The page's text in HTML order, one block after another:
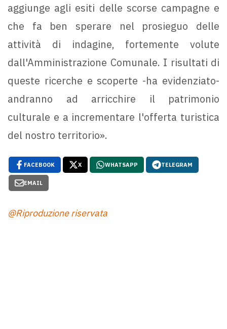
aggiunge agli esiti delle scorse campagne e
che fa ben sperare nel prosieguo delle
attività di indagine, fortemente volute
dall'Amministrazione Comunale. I risultati di
queste ricerche e scoperte -ha evidenziato-
andranno ad arricchire il patrimonio
culturale e a incrementare l'offerta turistica
del nostro territorio».
FACEBOOK X WHATSAPP TELEGRAM
EMAIL
@Riproduzione riservata